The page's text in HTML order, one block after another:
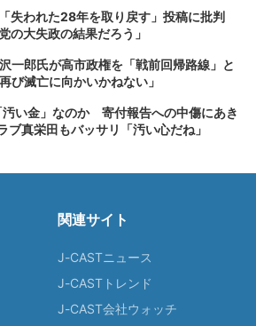
失われた28年を取り戻す」投稿に批判
の大失政の結果だろう」
一郎氏が高市政権を「戦前回帰路線」と
滅亡に向かいかねない」
い金」なのか 寄付報告への中傷にあき
ブ真栄田もバッサリ「汚い心だね」
関連サイト
J-CASTニュース
J-CASTトレンド
J-CAST会社ウォッチ